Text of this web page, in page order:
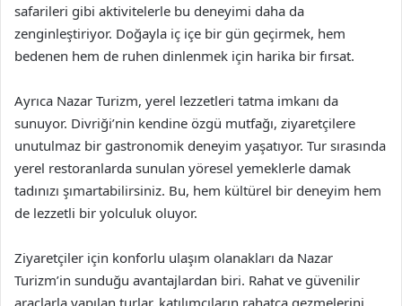
safarileri gibi aktivitelerle bu deneyimi daha da
zenginleştiriyor. Doğayla iç içe bir gün geçirmek, hem
bedenen hem de ruhen dinlenmek için harika bir fırsat.
Ayrıca Nazar Turizm, yerel lezzetleri tatma imkanı da
sunuyor. Divriği’nin kendine özgü mutfağı, ziyaretçilere
unutulmaz bir gastronomik deneyim yaşatıyor. Tur sırasında
yerel restoranlarda sunulan yöresel yemeklerle damak
tadınızı şımartabilirsiniz. Bu, hem kültürel bir deneyim hem
de lezzetli bir yolculuk oluyor.
Ziyaretçiler için konforlu ulaşım olanakları da Nazar
Turizm’in sunduğu avantajlardan biri. Rahat ve güvenilir
araçlarla yapılan turlar, katılımcıların rahatça gezmelerini